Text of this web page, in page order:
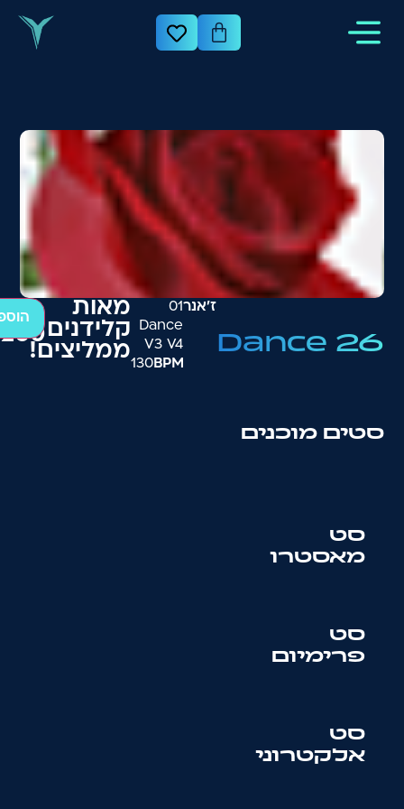
Dance 26
ז׳אנר01
Dance
V3 V4
BPM
130
מאות
קלידנים
ממליצים!
200
סטים מוכנים
סט
מאסטרו
סט
פרימיום
סט
אלקטרוני